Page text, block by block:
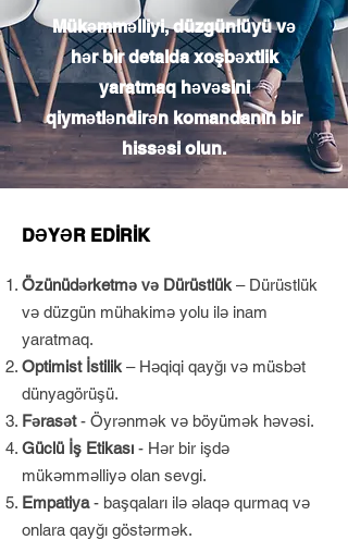
Mükəmməlliyi, düzgünlüyü və
hər bir detalda xoşbəxtlik
yaratmaq həvəsini
qiymətləndirən komandanın bir
hissəsi olun.
DƏYƏR EDİRİK
Özünüdərketmə və Dürüstlük – Dürüstlük
və düzgün mühakimə yolu ilə inam
yaratmaq.
Optimist İstilik – Həqiqi qayğı və müsbət
dünyagörüşü.
Fərasət- Öyrənmək və böyümək həvəsi.
Güclü İş Etikası - Hər bir işdə
mükəmməlliyə olan sevgi.
Empatiya- başqaları ilə əlaqə qurmaq və
onlara qayğı göstərmək.